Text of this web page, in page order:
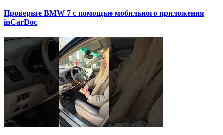
Проверьте BMW 7 с помощью мобильного приложения
inCarDoc